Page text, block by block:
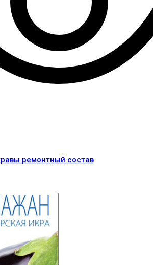
ремонтный состав